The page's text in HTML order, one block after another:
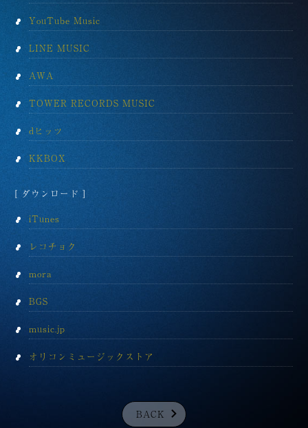
YouTube Music
LINE MUSIC
AWA
TOWER RECORDS MUSIC
dヒッツ
KKBOX
[ ダウンロード ]
iTunes
レコチョク
mora
BGS
music.jp
オリコンミュージックストア
BACK